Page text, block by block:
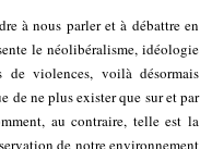
à nous parler et à débattre en
le néolibéralisme, idéologie
de violences, voilà désormais
de ne plus exister que sur et par
au contraire, telle est la
de notre environnement